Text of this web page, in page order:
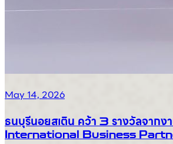
May 14, 2026
ธนบุรีนอยสเติน คว้า 3 รางวัลจาก
International Business